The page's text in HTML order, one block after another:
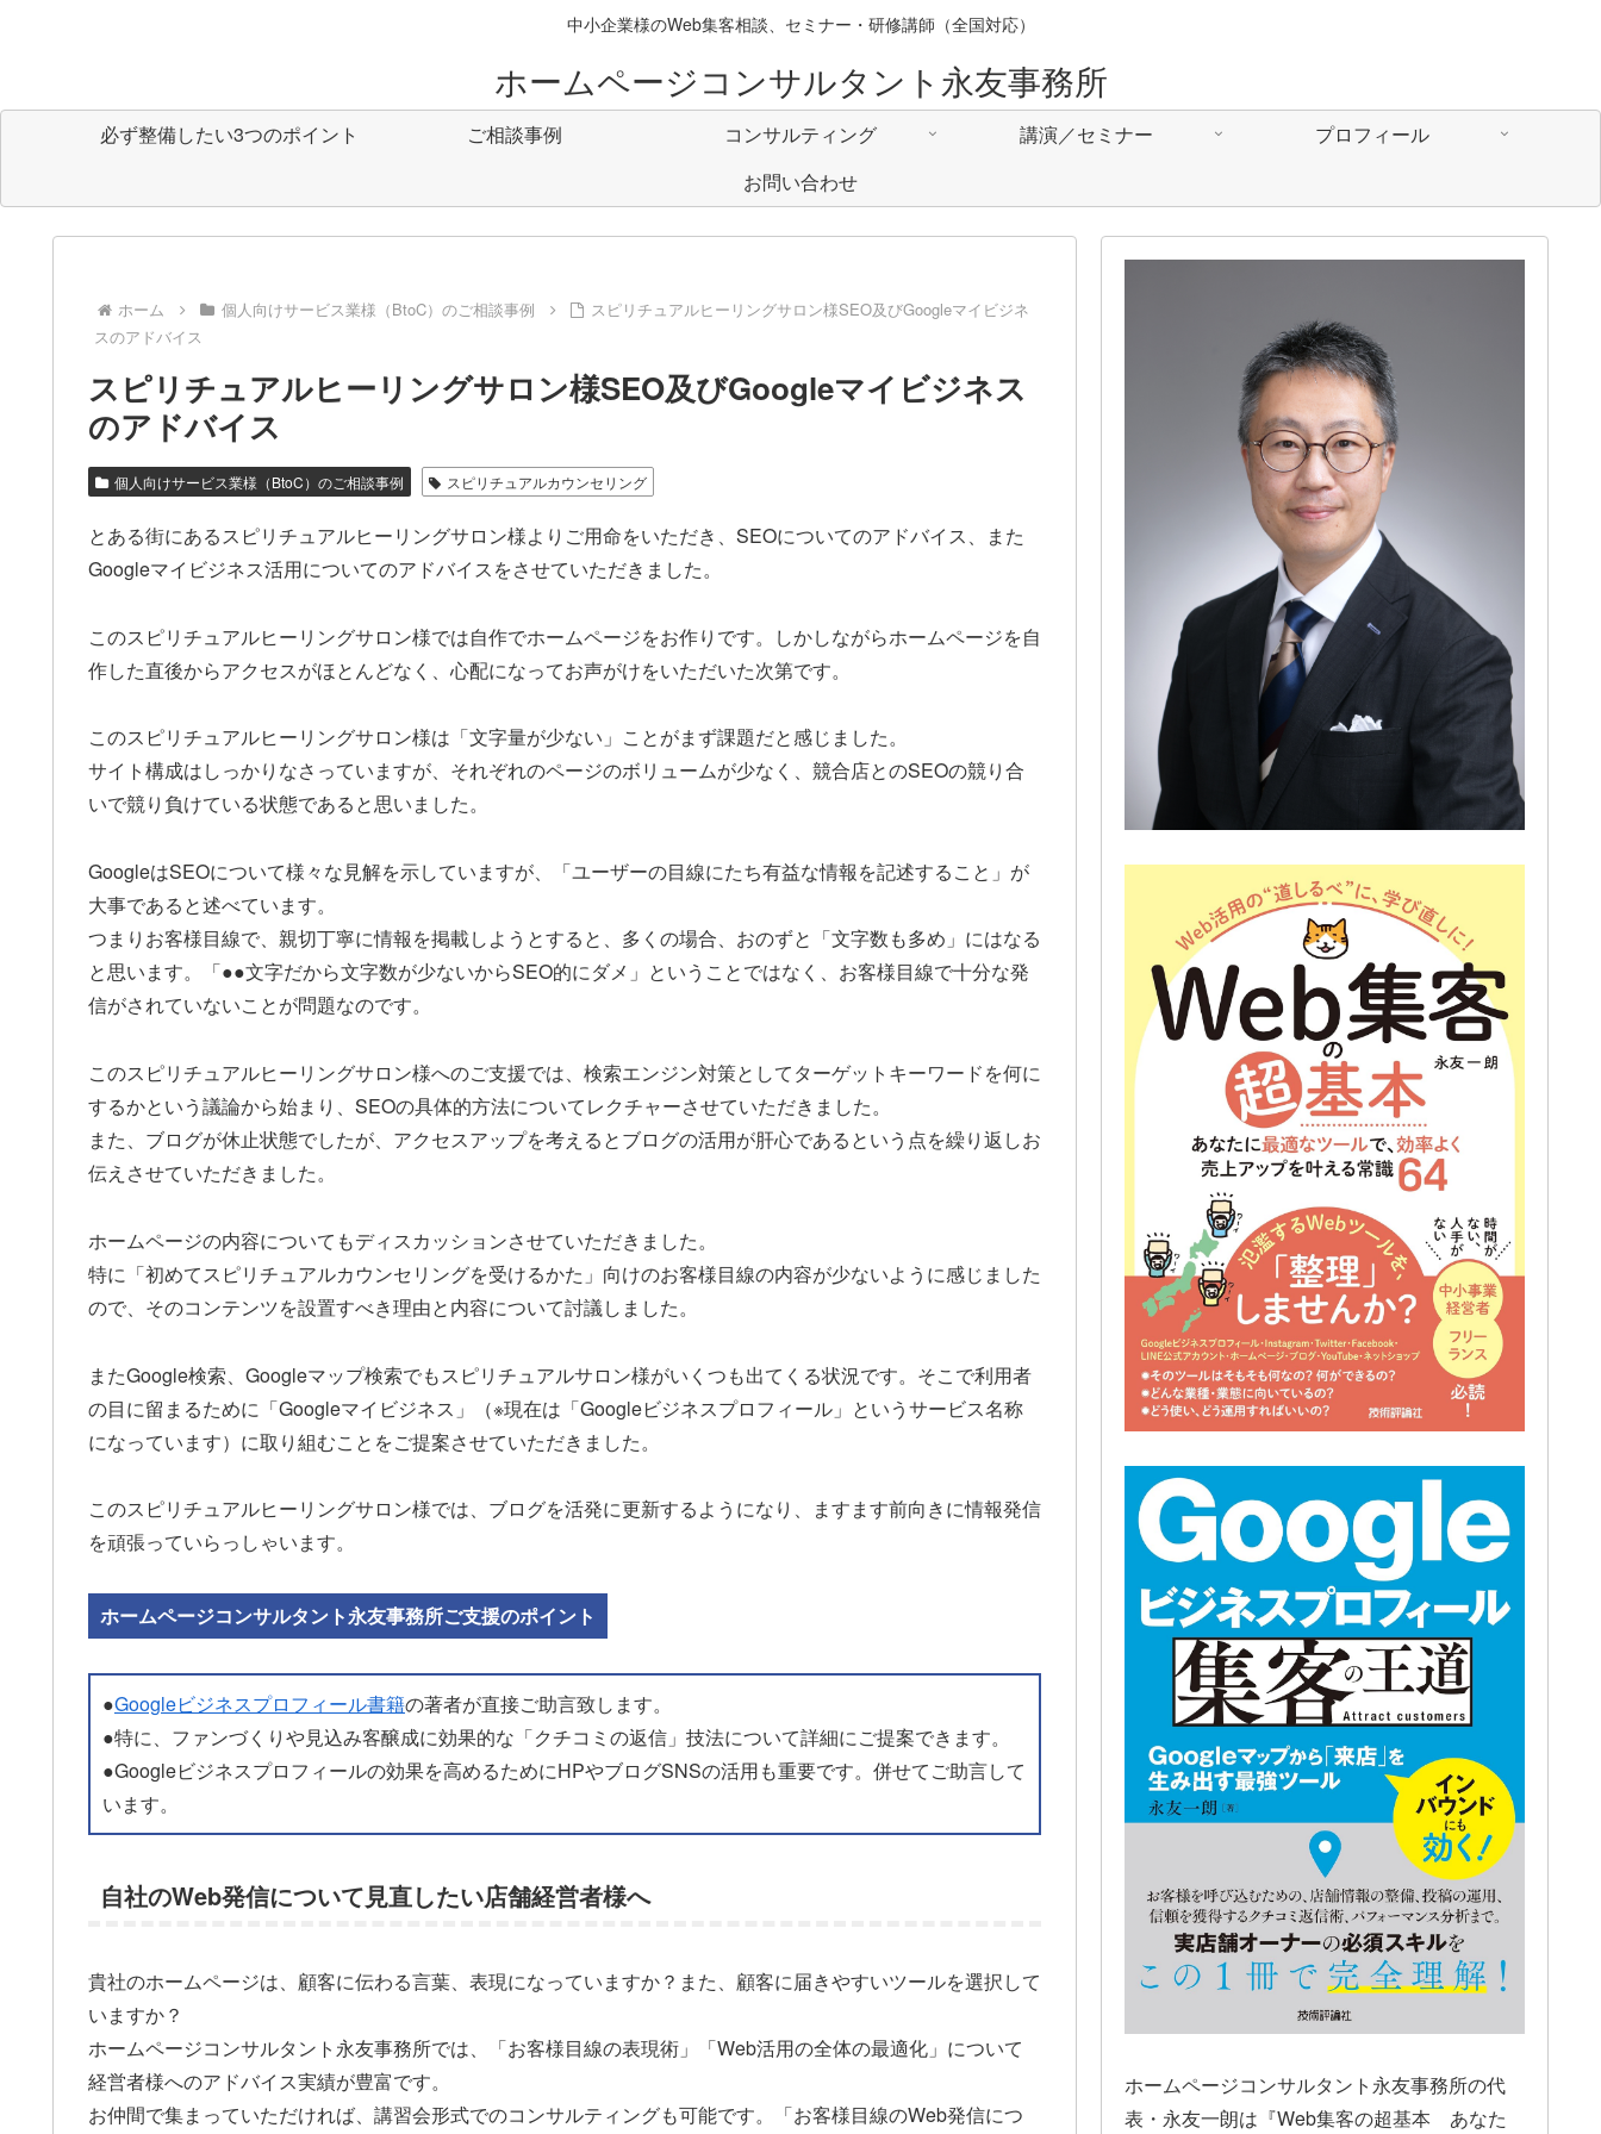
中小企業様のWeb集客相談、セミナー・研修講師（全国対応）
ホームページコンサルタント永友事務所
必ず整備したい3つのポイント ご相談事例 コンサルティング 講演／セミナー
プロフィール
お問い合わせ
ホーム 個人向けサービス業様（BtoC）のご相談事例
スピリチュアルヒーリングサロン様SEO及びGoogleマイビジネ
スのアドバイス
スピリチュアルヒーリングサロン様SEO及びGoogleマイビジネス
のアドバイス
個人向けサービス業様（BtoC）のご相談事例 スピリチュアルカウンセリング
とある街にあるスピリチュアルヒーリングサロン様よりご用命をいただき、SEOについてのアドバイス、また
Googleマイビジネス活用についてのアドバイスをさせていただきました。
このスピリチュアルヒーリングサロン様では自作でホームページをお作りです。しかしながらホームページを自
作した直後からアクセスがほとんどなく、心配になってお声がけをいただいた次第です。
このスピリチュアルヒーリングサロン様は「文字量が少ない」ことがまず課題だと感じました。
サイト構成はしっかりなさっていますが、それぞれのページのボリュームが少なく、競合店とのSEOの競り合
いで競り負けている状態であると思いました。
GoogleはSEOについて様々な見解を示していますが、「ユーザーの目線にたち有益な情報を記述すること」が
大事であると述べています。
つまりお客様目線で、親切丁寧に情報を掲載しようとすると、多くの場合、おのずと「文字数も多め」にはなる
と思います。「●●文字だから文字数が少ないからSEO的にダメ」ということではなく、お客様目線で十分な発
信がされていないことが問題なのです。
このスピリチュアルヒーリングサロン様へのご支援では、検索エンジン対策としてターゲットキーワードを何に
するかという議論から始まり、SEOの具体的方法についてレクチャーさせていただきました。
また、ブログが休止状態でしたが、アクセスアップを考えるとブログの活用が肝心であるという点を繰り返しお
伝えさせていただきました。
ホームページの内容についてもディスカッションさせていただきました。
特に「初めてスピリチュアルカウンセリングを受けるかた」向けのお客様目線の内容が少ないように感じました
ので、そのコンテンツを設置すべき理由と内容について討議しました。
またGoogle検索、Googleマップ検索でもスピリチュアルサロン様がいくつも出てくる状況です。そこで利用者
の目に留まるために「Googleマイビジネス」（※現在は「Googleビジネスプロフィール」というサービス名称
になっています）に取り組むことをご提案させていただきました。
このスピリチュアルヒーリングサロン様では、ブログを活発に更新するようになり、ますます前向きに情報発信
を頑張っていらっしゃいます。
ホームページコンサルタント永友事務所ご支援のポイント
●Googleビジネスプロフィール書籍の著者が直接ご助言致します。
●特に、ファンづくりや見込み客醸成に効果的な「クチコミの返信」技法について詳細にご提案できます。
●Googleビジネスプロフィールの効果を高めるためにHPやブログSNSの活用も重要です。併せてご助言して
います。
自社のWeb発信について見直したい店舗経営者様へ
貴社のホームページは、顧客に伝わる言葉、表現になっていますか？また、顧客に届きやすいツールを選択して
いますか？
ホームページコンサルタント永友事務所では、「お客様目線の表現術」「Web活用の全体の最適化」について
経営者様へのアドバイス実績が豊富です。
お仲間で集まっていただければ、講習会形式でのコンサルティングも可能です。「お客様目線のWeb発信につ
ホームページコンサルタント永友事務所の代
表・永友一朗は『Web集客の超基本 あなた